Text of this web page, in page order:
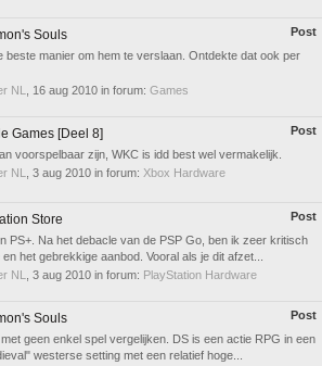
Post
Souls
beste manier om hem te verslaan. Ontdekte dat ook per
NL 16 aug 2010 in forum: Games
Post
Games [Deel 8]
voorspelbaar zijn, WKC is idd best wel vermakelijk.
NL 3 aug 2010 in forum: Xbox Hardware
Post
Store
PS+. Na het debacle van de PSP Go, ben ik zeer kritisch
het gebrekkige aanbod. Vooral als je dit afzet...
NL 3 aug 2010 in forum: PlayStation Hardware
Post
Souls
geen enkel spel vergelijken. DS is een actie RPG in een
westerse setting met een relatief hoge...